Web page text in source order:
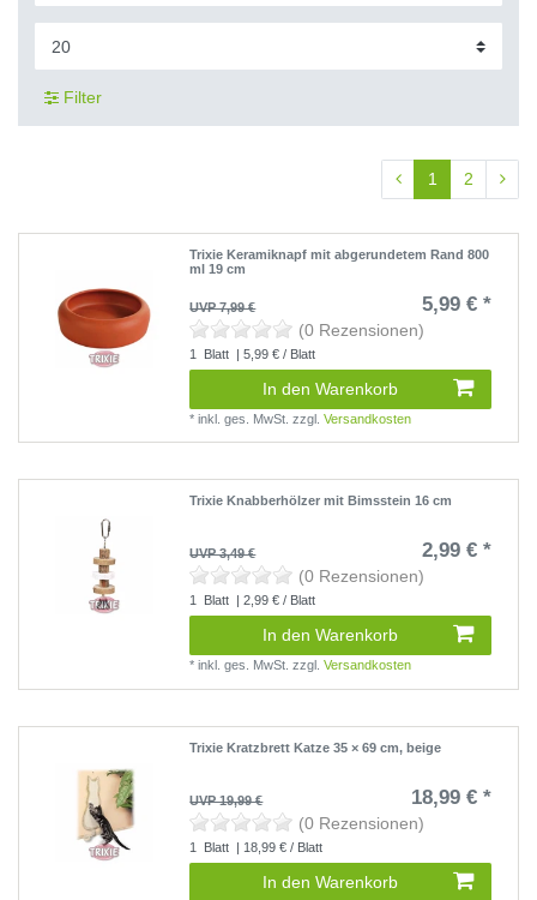
Filter
1 2
Trixie Keramiknapf mit abgerundetem Rand 800
ml 19 cm
UVP 7,99 € 5,99 € *
(0 Rezensionen)
1 Blatt | 5,99 € / Blatt
In den Warenkorb
*inkl. ges. MwSt. zzgl.Versandkosten
Trixie Knabberhölzer mit Bimsstein 16 cm
UVP 3,49 € 2,99 € *
(0 Rezensionen)
1 Blatt | 2,99 € / Blatt
In den Warenkorb
*inkl. ges. MwSt. zzgl.Versandkosten
Trixie Kratzbrett Katze 35 × 69 cm, beige
UVP 19,99 € 18,99 € *
(0 Rezensionen)
1 Blatt | 18,99 € / Blatt
In den Warenkorb